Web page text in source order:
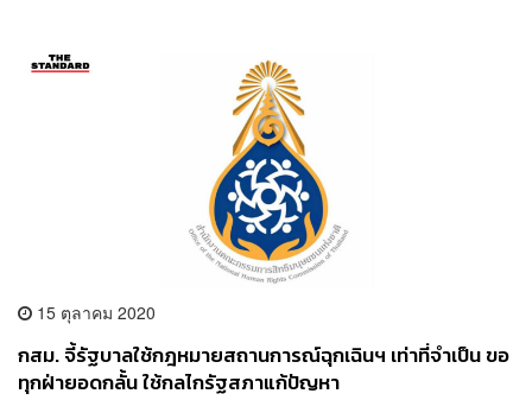
15 ตุลาคม 2020
กสม. จี้รัฐบาลใช้กฎหมายสถานการณ์ฉุกเฉินฯ เท่าที่จำเป็น ขอ
ทุกฝ่ายอดกลั้น ใช้กลไกรัฐสภาแก้ปัญหา